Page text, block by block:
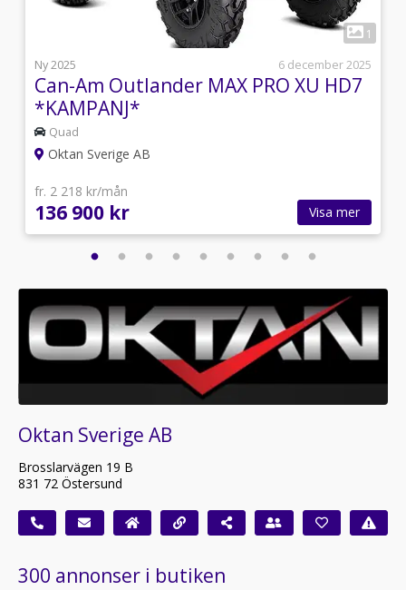
1
Ny 2025
6 december 2025
Can-Am Outlander MAX PRO XU HD7
*KAMPANJ*
Quad
Oktan Sverige AB
fr. 2 218 kr/mån
136 900 kr Visa mer
Oktan Sverige AB
Brosslarvägen 19 B
831 72 Östersund
300 annonser i butiken